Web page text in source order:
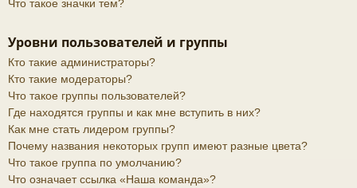
Что такое значки тем?
Уровни пользователей и группы
Кто такие администраторы?
Кто такие модераторы?
Что такое группы пользователей?
Где находятся группы и как мне вступить в них?
Как мне стать лидером группы?
Почему названия некоторых групп имеют разные цвета?
Что такое группа по умолчанию?
Что означает ссылка «Наша команда»?